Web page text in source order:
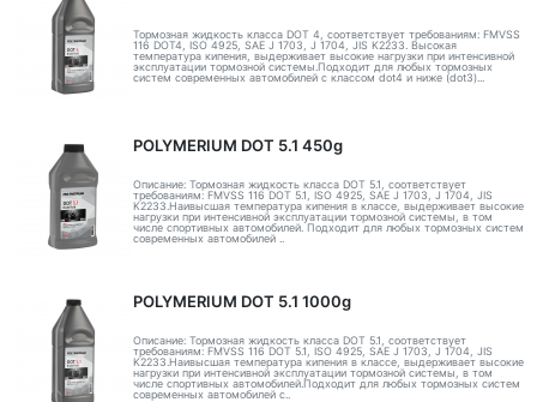
Тормозная жидкость класса DOT 4, соответствует требованиям: FMVSS
116 DOT4, ISO 4925, SAE J 1703, J 1704, JIS K2233. Высокая
температура кипения, выдерживает высокие нагрузки при интенсивной
эксплуатации тормозной системы.Подходит для любых тормозных
систем современных автомобилей с классом dot4 и ниже (dot3)...
POLYMERIUM DOT 5.1 450g
Описание: Тормозная жидкость класса DOT 5.1, соответствует
требованиям: FMVSS 116 DOT 5.1, ISO 4925, SAE J 1703, J 1704, JIS
K2233.Наивысшая температура кипения в классе, выдерживает высокие
нагрузки при интенсивной эксплуатации тормозной системы, в том
числе спортивных автомобилей. Подходит для любых тормозных систем
современных автомобилей ..
POLYMERIUM DOT 5.1 1000g
Описание: Тормозная жидкость класса DOT 5.1, соответствует
требованиям: FMVSS 116 DOT 5.1, ISO 4925, SAE J 1703, J 1704, JIS
K2233.Наивысшая температура кипения в классе, выдерживает высокие
нагрузки при интенсивной эксплуатации тормозной системы, в том
числе спортивных автомобилей.Подходит для любых тормозных систем
современных автомобилей с..